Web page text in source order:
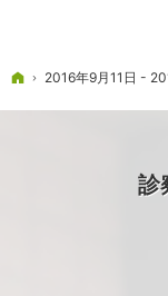
ホーム
2016年9月11日 -
診